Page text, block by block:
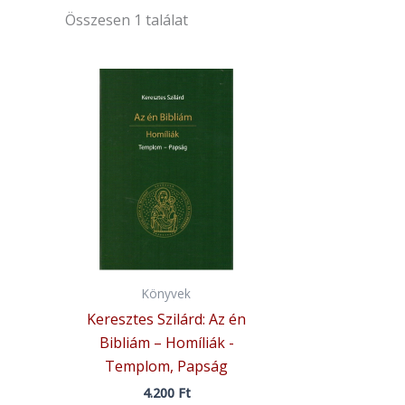
Összesen 1 találat
Könyvek
Keresztes Szilárd: Az én
Bibliám – Homíliák -
Templom, Papság
4.200 Ft